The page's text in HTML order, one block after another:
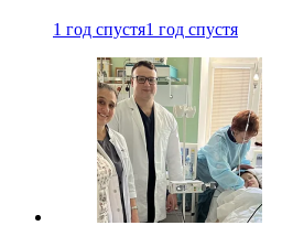
1 год спустя1 год спустя